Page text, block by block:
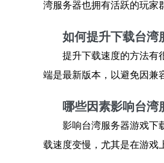
湾服务器也拥有活跃的玩家
如何提升下载台湾
提升下载速度的方法有
端是最新版本，以避免因兼
哪些因素影响台湾
影响台湾服务器游戏下
载速度变慢，尤其是在游戏